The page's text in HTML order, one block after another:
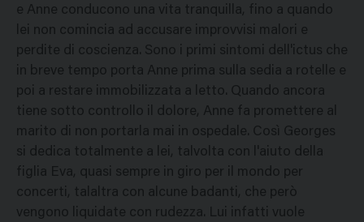
e Anne conducono una vita tranquilla, fino a quando
lei non comincia ad accusare improvvisi malori e
perdite di coscienza. Sono i primi sintomi dell'ictus che
in breve tempo porta Anne prima sulla sedia a rotelle e
poi a restare immobilizzata a letto. Quando ancora
tiene sotto controllo il dolore, Anne fa promettere al
marito di non portarla mai in ospedale. Così Georges
si dedica totalmente a lei, talvolta con l'aiuto della
figlia Eva, quasi sempre in giro per il mondo per
concerti, talaltra con alcune badanti, che però
vengono liquidate con rudezza. Lui infatti vuole